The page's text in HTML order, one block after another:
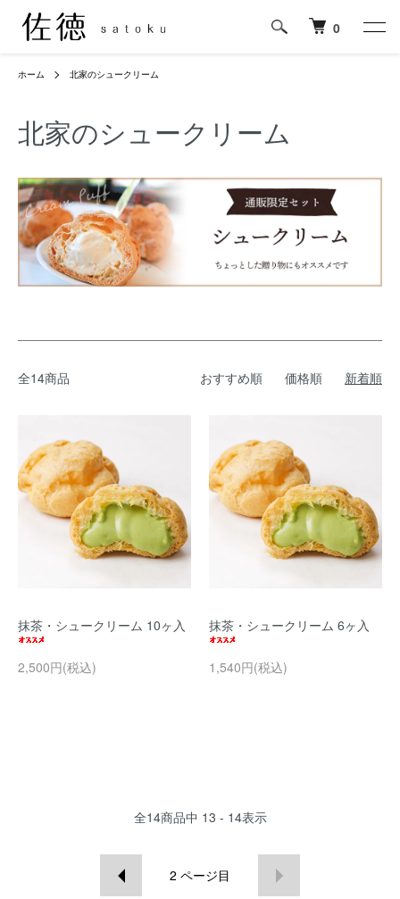
0
ホーム 北家のシュークリーム
北家のシュークリーム
全14商品 おすすめ順 価格順 新着順
抹茶・シュークリーム 10ヶ入
2,500円(税込)
抹茶・シュークリーム 6ヶ入
1,540円(税込)
全14商品中 13 - 14表示
2 ページ目